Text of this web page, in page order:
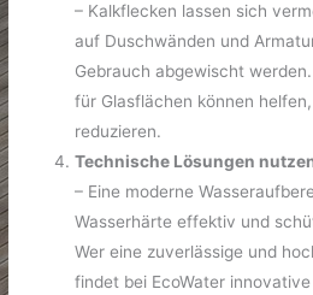
– Kalkflecken lassen sich
auf Duschwänden und
Gebrauch abgewischt
für Glasflächen können
reduzieren.
Technische Lösungen
– Eine moderne
Wasserhärte effektiv und
Wer eine zuverlässige und
findet bei EcoWater